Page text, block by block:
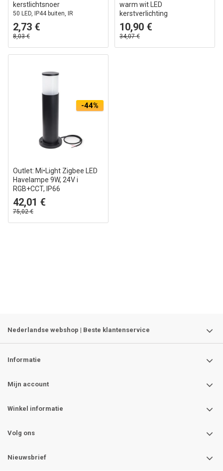
kerstlichtsnoer
50 LED, IP44 buiten, IR
afstandsbediening, timer, batterij
2,73 €
8,03 €
warm wit LED
kerstverlichting
Tuya/Smart Life, 120 LED,
geheugenfunctie, IP44 buiten,
230V
10,90 €
34,07 €
-44%
Outlet: Mi•Light Zigbee LED
Havelampe 9W, 24V i
RGB+CCT, IP66
Sort
42,01 €
75,02 €
Nederlandse webshop | Beste klantenservice
Informatie
Mijn account
Winkel informatie
Volg ons
Nieuwsbrief